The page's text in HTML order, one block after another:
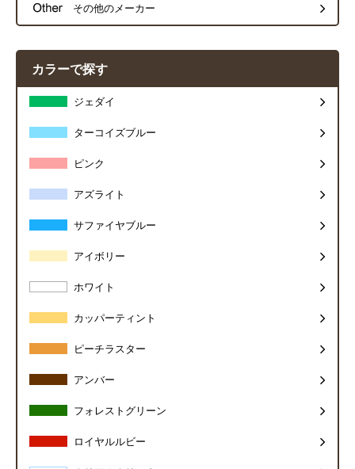
その他のメーカー
カラーで探す
ジェダイ
ターコイズブルー
ピンク
アズライト
サファイヤブルー
アイボリー
ホワイト
カッパーティント
ピーチラスター
アンバー
フォレストグリーン
ロイヤルルビー